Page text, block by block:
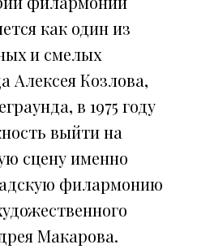
как один из
и смелых
Алексея Козлова,
в 1975 году
выйти на
сцену именно
филармонию
Макарова.